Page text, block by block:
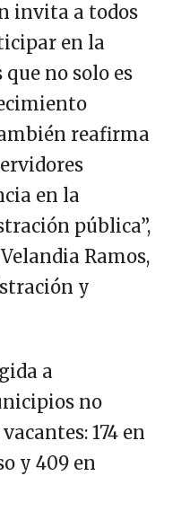
invita a todos
en la
no solo es
reafirma
en la
pública”,
Ramos,
y
a
no
174 en
y 409 en